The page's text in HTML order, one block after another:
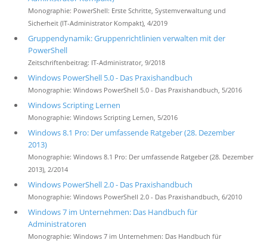
Monographie: PowerShell: Erste Schritte, Systemverwaltung und
Sicherheit (IT-Administrator Kompakt), 4/2019
Gruppendynamik: Gruppenrichtlinien verwalten mit der
PowerShell
Zeitschriftenbeitrag: IT-Administrator, 9/2018
Windows PowerShell 5.0 - Das Praxishandbuch
Monographie: Windows PowerShell 5.0 - Das Praxishandbuch, 5/2016
Windows Scripting Lernen
Monographie: Windows Scripting Lernen, 5/2016
Windows 8.1 Pro: Der umfassende Ratgeber (28. Dezember
2013)
Monographie: Windows 8.1 Pro: Der umfassende Ratgeber (28. Dezember
2013), 2/2014
Windows PowerShell 2.0 - Das Praxishandbuch
Monographie: Windows PowerShell 2.0 - Das Praxishandbuch, 6/2010
Windows 7 im Unternehmen: Das Handbuch für
Administratoren
Monographie: Windows 7 im Unternehmen: Das Handbuch für